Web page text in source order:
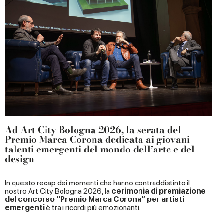
Ad Art City Bologna 2026, la serata del
Premio Marca Corona dedicata ai giovani
talenti emergenti del mondo dell’arte e del
design
In questo recap dei momenti che hanno contraddistinto il
nostro Art City Bologna 2026, la cerimonia di premiazione
del concorso “Premio Marca Corona” per artisti
emergentiè tra i ricordi più emozionanti.